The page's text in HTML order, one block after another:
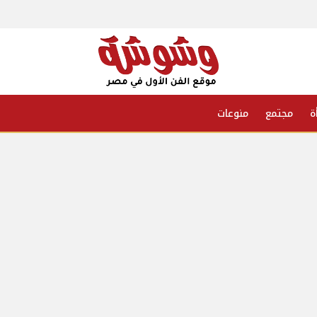
مجتمع منوعات